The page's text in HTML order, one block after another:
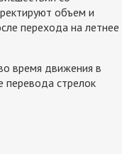
объем и
перехода на летнее
время движения в
перевода стрелок